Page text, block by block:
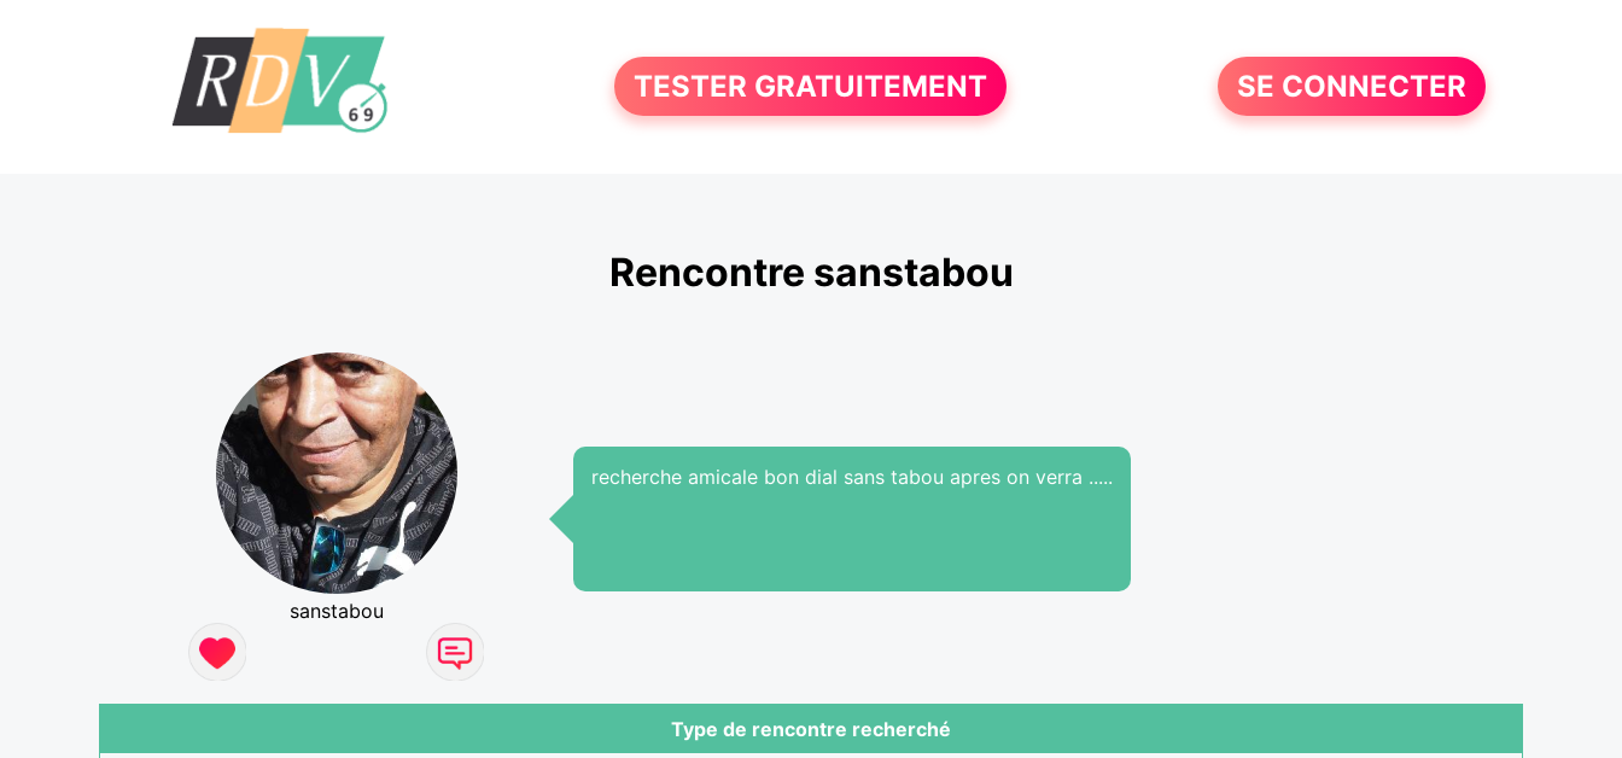
TESTER GRATUITEMENT SE CONNECTER
Rencontre sanstabou
sanstabou
recherche amicale bon dial sans tabou apres on verra .....
Type de rencontre recherché